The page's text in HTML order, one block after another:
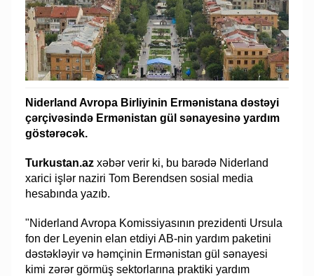
Niderland Avropa Birliyinin Ermənistana dəstəyi
çərçivəsində Ermənistan gül sənayesinə yardım
göstərəcək.
Turkustan.azxəbər verir ki, bu barədə Niderland
xarici işlər naziri Tom Berendsen sosial media
hesabında yazıb.
"Niderland Avropa Komissiyasının prezidenti Ursula
fon der Leyenin elan etdiyi AB-nin yardım paketini
dəstəkləyir və həmçinin Ermənistan gül sənayesi
kimi zərər görmüş sektorlarına praktiki yardım